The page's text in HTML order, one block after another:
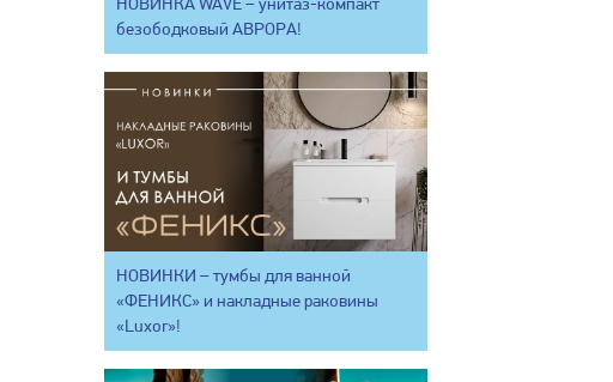
безободковый АВРОРА!
НОВИНКИ – тумбы для ванной
«ФЕНИКС» и накладные раковины
«Luxor»!